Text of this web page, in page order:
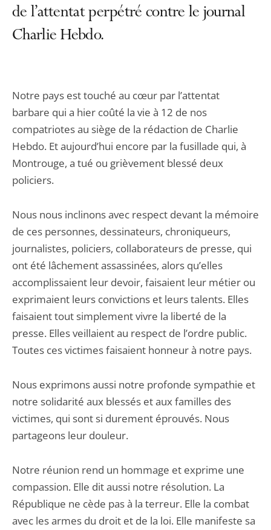
de l’attentat perpétré contre le journal
Charlie Hebdo.
Notre pays est touché au cœur par l’attentat
barbare qui a hier coûté la vie à 12 de nos
compatriotes au siège de la rédaction de Charlie
Hebdo. Et aujourd’hui encore par la fusillade qui, à
Montrouge, a tué ou grièvement blessé deux
policiers.
Nous nous inclinons avec respect devant la mémoire
de ces personnes, dessinateurs, chroniqueurs,
journalistes, policiers, collaborateurs de presse, qui
ont été lâchement assassinées, alors qu’elles
accomplissaient leur devoir, faisaient leur métier ou
exprimaient leurs convictions et leurs talents. Elles
faisaient tout simplement vivre la liberté de la
presse. Elles veillaient au respect de l’ordre public.
Toutes ces victimes faisaient honneur à notre pays.
Nous exprimons aussi notre profonde sympathie et
notre solidarité aux blessés et aux familles des
victimes, qui sont si durement éprouvés. Nous
partageons leur douleur.
Notre réunion rend un hommage et exprime une
compassion. Elle dit aussi notre résolution. La
République ne cède pas à la terreur. Elle la combat
avec les armes du droit et de la loi. Elle manifeste sa